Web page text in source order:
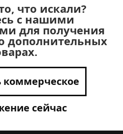
что искали?
с нашими
для получения
дополнительных
коммерческое
сейчас